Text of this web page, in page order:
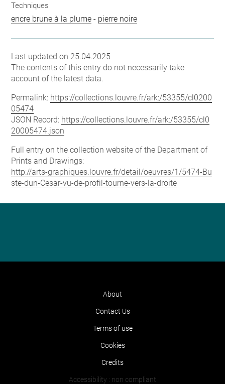
Techniques
encre brune à la plume - pierre noire
Last updated on 25.04.2025
The contents of this entry do not necessarily take
account of the latest data.
Permalink: https://collections.louvre.fr/ark:/53355/cl0200
05474
JSON Record: https://collections.louvre.fr/ark:/53355/cl0
20005474.json
Full entry on the collection website of the Department of
Prints and Drawings:
http://arts-graphiques.louvre.fr/detail/oeuvres/1/5474-Bu
ste-dun-Cesar-vu-de-profil-tourne-vers-la-droite
About
Contact Us
Terms of use
Cookies
Credits
Accessibility : non compliant